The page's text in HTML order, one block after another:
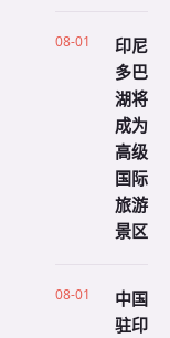
08-01
印尼
多巴
湖将
成为
高级
国际
旅游
景区
08-01
中国
驻印